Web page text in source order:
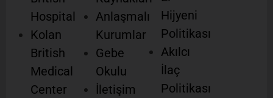
Hospital
Kolan
British
Medical
Center
Anlaşmalı
Kurumlar
Gebe
Okulu
İletişim
Hijyeni
Politikası
Akılcı
İlaç
Politikası